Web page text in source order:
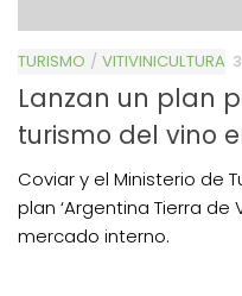
TURISMO / VITIVINICULTURA
Lanzan un plan
turismo del vino
Coviar y el Ministerio de
plan ‘Argentina Tierra de
mercado interno.